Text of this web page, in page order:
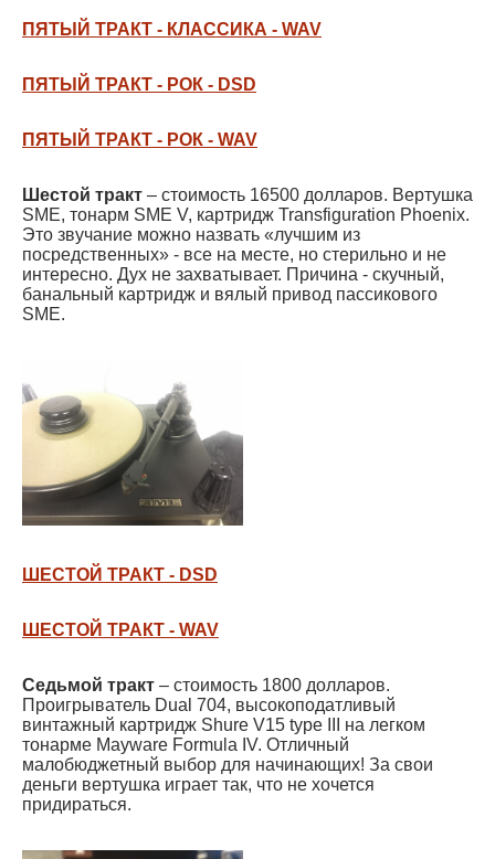
ПЯТЫЙ ТРАКТ - КЛАССИКА - WAV
ПЯТЫЙ ТРАКТ - РОК - DSD
ПЯТЫЙ ТРАКТ - РОК - WAV
Шестой тракт – стоимость 16500 долларов. Вертушка
SME, тонарм SME V, картридж Transfiguration Phoenix.
Это звучание можно назвать «лучшим из
посредственных» - все на месте, но стерильно и не
интересно. Дух не захватывает. Причина - скучный,
банальный картридж и вялый привод пассикового
SME.
ШЕСТОЙ ТРАКТ - DSD
ШЕСТОЙ ТРАКТ - WAV
Седьмой тракт – стоимость 1800 долларов.
Проигрыватель Dual 704, высокоподатливый
винтажный картридж Shure V15 type III на легком
тонарме Mayware Formula IV. Отличный
малобюджетный выбор для начинающих! За свои
деньги вертушка играет так, что не хочется
придираться.